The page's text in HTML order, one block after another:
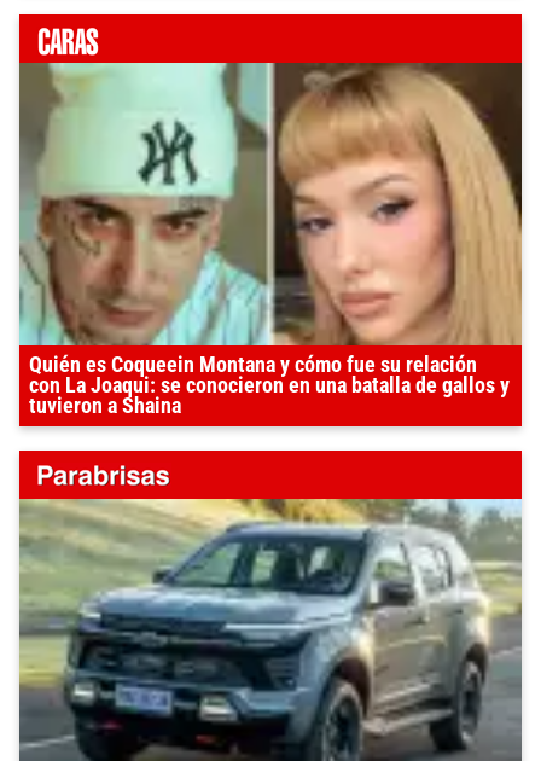
Quién es Coqueein Montana y cómo fue su relación
con La Joaqui: se conocieron en una batalla de gallos y
tuvieron a Shaina